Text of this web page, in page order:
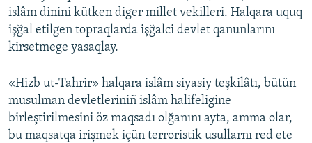
islâm dinini kütken diger millet vekilleri. Halqara uquq
işğal etilgen topraqlarda işğalci devlet qanunlarını
kirsetmege yasaqlay.
«Hizb ut-Tahrir» halqara islâm siyasiy teşkilâtı, bütün
musulman devletleriniñ islâm halifeligine
birleştirilmesini öz maqsadı olğanını ayta, amma olar,
bu maqsatqa irişmek içün terroristik usullarnı red ete